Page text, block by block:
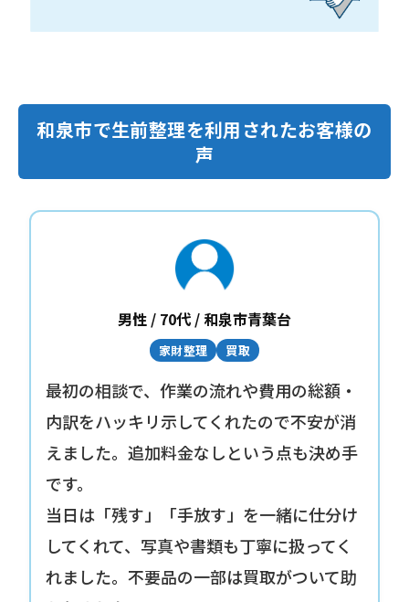
和泉市で生前整理を利用されたお客様の
声
男性 / 70代 / 和泉市青葉台
家財整理 買取
最初の相談で、作業の流れや費用の総額・
内訳をハッキリ示してくれたので不安が消
えました。追加料金なしという点も決め手
です。
当日は「残す」「手放す」を一緒に仕分け
してくれて、写真や書類も丁寧に扱ってく
れました。不要品の一部は買取がついて助